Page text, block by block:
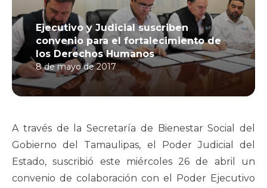
Ejecutivo y Judicial suscriben
convenio para el fortalecimiento de
los Derechos Humanos
8 de mayo de 2017
A través de la Secretaría de Bienestar Social del
Gobierno del Tamaulipas, el Poder Judicial del
Estado, suscribió este miércoles 26 de abril un
convenio de colaboración con el Poder Ejecutivo